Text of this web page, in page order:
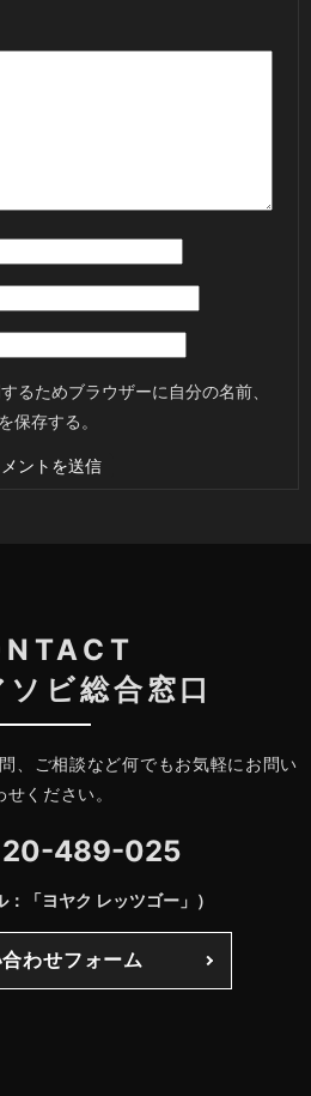
るためブラウザーに自分の名前、
保存する。
ビ総合窓口
、ご相談など何でもお気軽にお問い
せください。
489-025
：「ヨヤク レッツゴー」）
わせフォーム